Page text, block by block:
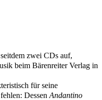
zwei CDs auf,
beim Bärenreiter Verlag in
für seine
Dessen Andantino